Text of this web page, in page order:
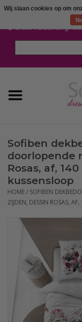
Gratis verzending
Mijn account /
Dekbedovertrekken
(Hoes) Laken en
Sofiben Outlet
Sofiben BLOG
Sofiben
doorlopende
Rosas, af,
kussensloop
HOME/ SOFIBEN
ZIJDEN, DESSIN ROSAS,
Wij slaan cookies op om